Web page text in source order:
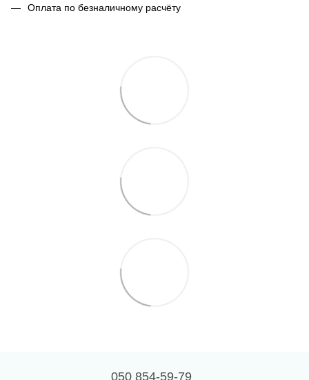
Оплата по безналичному расчёту
050 854-59-79